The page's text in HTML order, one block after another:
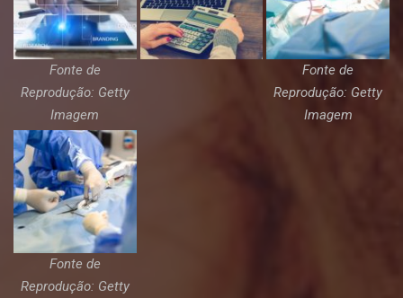
Fonte de
Reprodução: Getty
Imagem
Fonte de
Reprodução: Getty
Imagem
Fonte de
Reprodução: Getty